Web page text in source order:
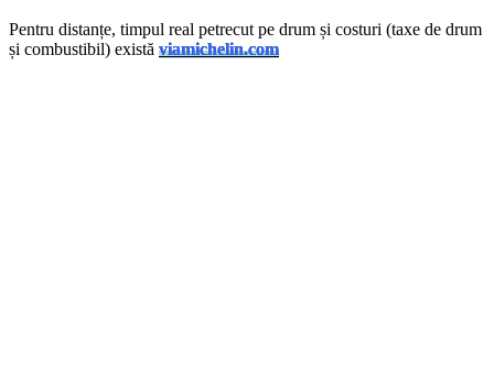
Pentru distanțe, timpul real petrecut pe drum și costuri (taxe de drum
și combustibil) există viamichelin.com